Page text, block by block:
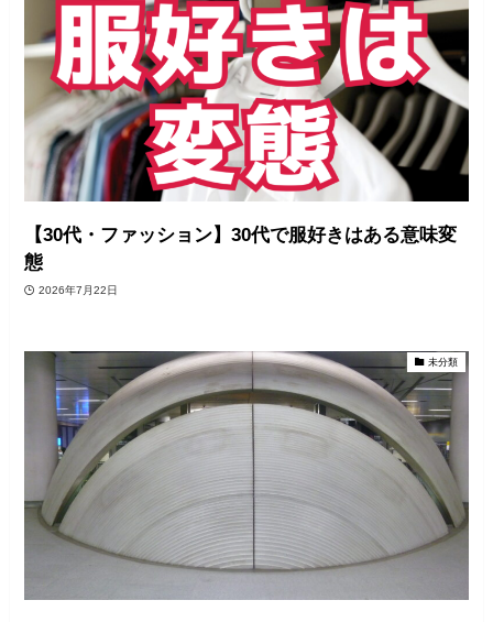
【30代・ファッション】30代で服好きはある意味変
態
2026年7月22日
未分類